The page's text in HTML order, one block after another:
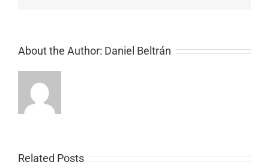
About the Author: Daniel Beltrán
Related Posts